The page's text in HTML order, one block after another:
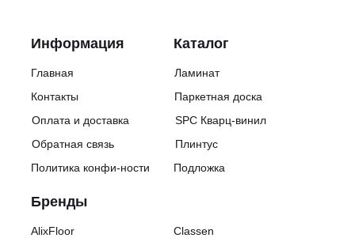
Информация
Бренды
Каталог
Главная
Контакты
Оплата и доставка
Обратная связь
AlixFloor
Ламинат
Паркетная доска
SPC Кварц-винил
Плинтус
Политика конфи-ности
Classen
Подложка